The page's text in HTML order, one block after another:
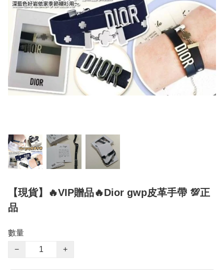
【現貨】🔥VIP贈品🔥Dior gwp皮革手帶 💯正
品
數量
−
+